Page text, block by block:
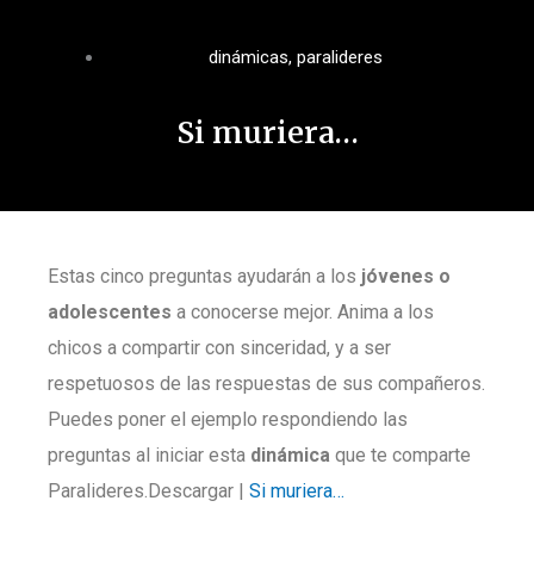
dinámicas, paralideres
Si muriera…
Estas cinco preguntas ayudarán a los jóvenes o
adolescentes a conocerse mejor. Anima a los
chicos a compartir con sinceridad, y a ser
respetuosos de las respuestas de sus compañeros.
Puedes poner el ejemplo respondiendo las
preguntas al iniciar esta dinámica que te comparte
Paralideres.Descargar | Si muriera…